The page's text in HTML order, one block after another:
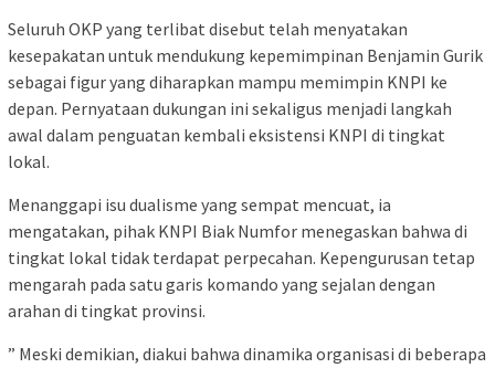
Seluruh OKP yang terlibat disebut telah menyatakan
kesepakatan untuk mendukung kepemimpinan Benjamin Gurik
sebagai figur yang diharapkan mampu memimpin KNPI ke
depan. Pernyataan dukungan ini sekaligus menjadi langkah
awal dalam penguatan kembali eksistensi KNPI di tingkat
lokal.
Menanggapi isu dualisme yang sempat mencuat, ia
mengatakan, pihak KNPI Biak Numfor menegaskan bahwa di
tingkat lokal tidak terdapat perpecahan. Kepengurusan tetap
mengarah pada satu garis komando yang sejalan dengan
arahan di tingkat provinsi.
” Meski demikian, diakui bahwa dinamika organisasi di beberapa